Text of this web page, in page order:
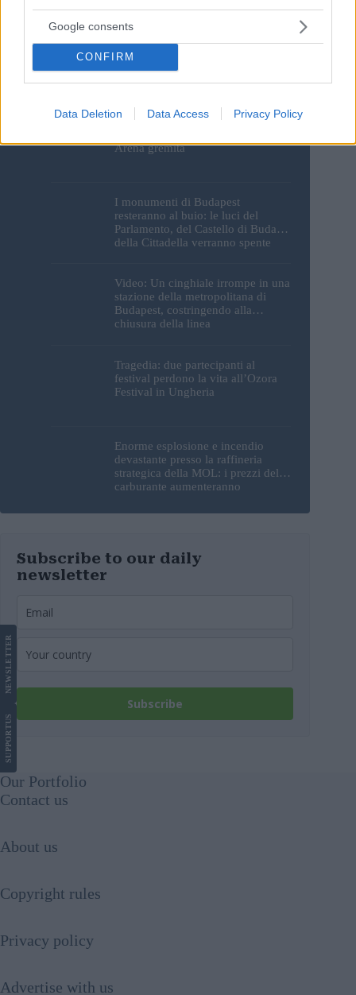
Google consents
CONFIRM
Data Deletion Data Access Privacy Policy
Il Ferencváros sconfitto di misura
Arena gremita
I monumenti di Budapest
resteranno al buio: le luci del
Parlamento, del Castello di Buda e
della Cittadella verranno spente
Video: Un cinghiale irrompe in una
stazione della metropolitana di
Budapest, costringendo alla
chiusura della linea
Tragedia: due partecipanti al
festival perdono la vita all’Ozora
Festival in Ungheria
Enorme esplosione e incendio
devastante presso la raffineria
strategica della MOL: i prezzi del
carburante aumenteranno
Subscribe to our daily
newsletter
Subscribe
SUPPORT
US
NEWS
LETTER
Our Portfolio
Contact us
About us
Copyright rules
Privacy policy
Advertise with us